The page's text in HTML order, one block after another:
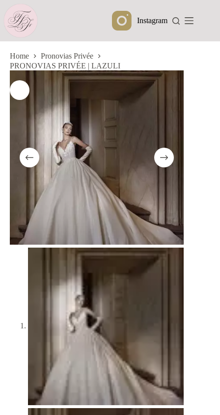
naar
inhoud
Instagram
Home
Pronovias Privée
PRONOVIAS PRIVÉE | LAZULI